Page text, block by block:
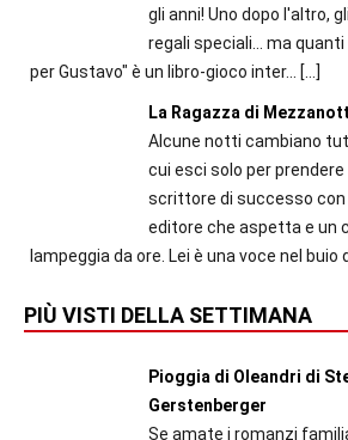
gli anni! Uno dopo l'altro,
regali speciali... ma
per Gustavo" è un libro-gioco inter...
[…]
La Ragazza di
Alcune notti cambiano
cui esci solo per prendere
scrittore di successo con
editore che aspetta e un
lampeggia da ore. Lei è una voce nel buio di
PIÙ VISTI DELLA SETTIMANA
Pioggia di Oleandri di
Gerstenberger
Se amate i romanzi